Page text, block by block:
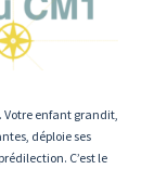
Votre enfant grandit,
déploie ses
C’est le